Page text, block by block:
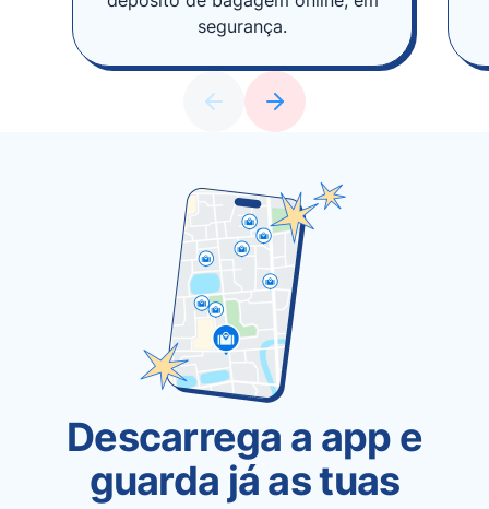
segurança.
Descarrega a app e
guarda já as tuas